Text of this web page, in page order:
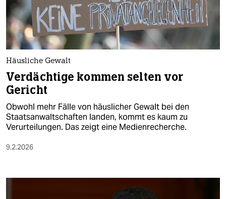
nord
wahrheit
verlag
veranstaltungen
shop
fragen & hilfe
Häusliche Gewalt
Verdächtige kommen selten vor
Gericht
Obwohl mehr Fälle von häuslicher Gewalt bei den
Staatsanwaltschaften landen, kommt es kaum zu
Verurteilungen. Das zeigt eine Medienrecherche.
9.2.2026